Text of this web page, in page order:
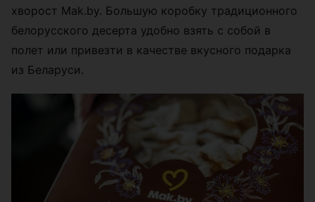
хворост Mak.by. Большую коробку традиционного
белорусского десерта удобно взять с собой в
полет или привезти в качестве вкусного подарка
из Беларуси.